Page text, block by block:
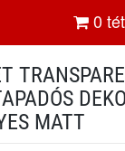
0
MATT